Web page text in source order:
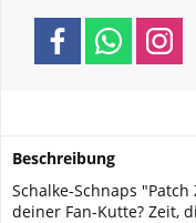
Beschreibung
Schalke-Schnaps
deiner Fan-Kutte? Zeit,